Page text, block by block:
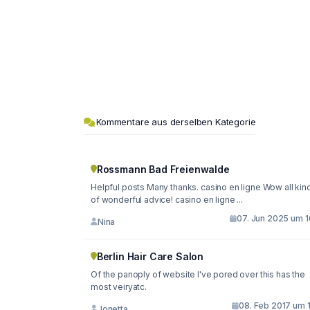
Kommentare aus derselben Kategorie
Rossmann Bad Freienwalde
Helpful posts Many thanks. casino en ligne Wow all
of wonderful advice! casino en ligne ...
Nina 07. Jun 2025 um
Berlin Hair Care Salon
Of the panoply of website I've pored over this has the
most veiryatc.
08. Feb 2017 um